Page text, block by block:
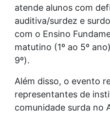
atende alunos com
auditiva/surdez e
com o Ensino
matutino (1º ao 5º
9º).
Além disso, o evento
representantes de
comunidade surda no